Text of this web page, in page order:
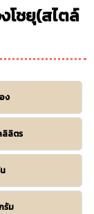
โชยุ(สไตล์
ง
ลิตร
รัม